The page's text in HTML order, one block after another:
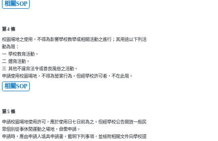
相關SOP
第 4 條
校園場地之使用，不得為影響學校教學或相關活動之進行；其用途以下列活
動為限：
一  學校教育活動。
二  體育活動。
三  其他不違背法令或善良風俗之活動。
申請使用校園場地，不得為營業行為。但經學校許可者，不在此限。
相關SOP
第 5 條
申請校園場地使用許可，應於使用日七日前為之。但經學校公告開放一般民
眾個別從事休閒運動之場地，毋需申請。
申請時，應由申請人填具申請書，載明下列事項，並檢附相關文件向學校提